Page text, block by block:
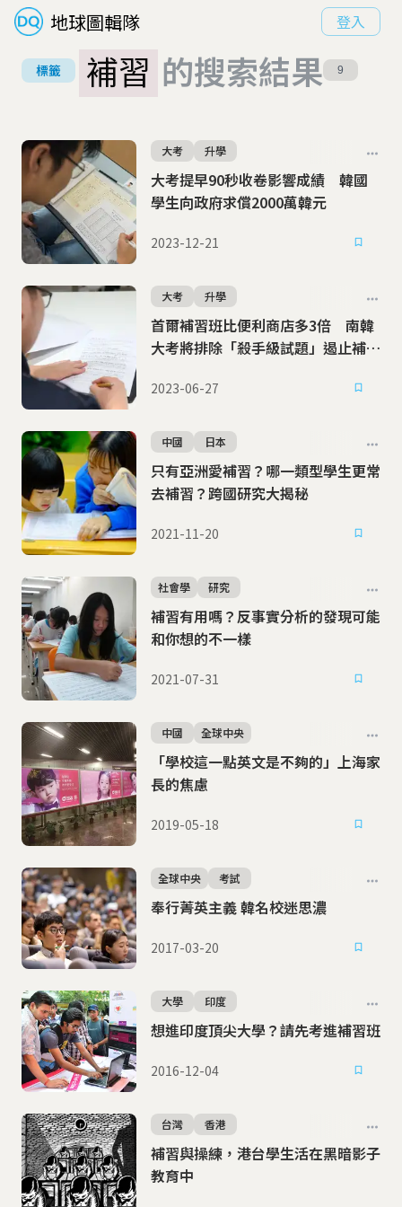
地球圖輯隊 登入
標籤 補習 的搜索結果 9
大考提早90秒收卷影響成績 韓國
學生向政府求償2000萬韓元
大考 升學
2023-12-21
首爾補習班比便利商店多3倍 南韓
大考將排除「殺手級試題」遏止補習
大考 升學
2023-06-27
只有亞洲愛補習？哪一類型學生更常
去補習？跨國研究大揭秘
中國 日本
2021-11-20
補習有用嗎？反事實分析的發現可能
和你想的不一樣
社會學 研究
2021-07-31
「學校這一點英文是不夠的」上海家
長的焦慮
中國 全球中央
2019-05-18
奉行菁英主義 韓名校迷思濃
全球中央 考試
2017-03-20
想進印度頂尖大學？請先考進補習班
大學 印度
2016-12-04
補習與操練，港台學生活在黑暗影子
教育中
台灣 香港